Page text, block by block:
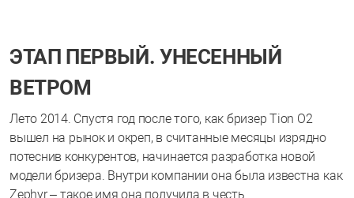
ЭТАП ПЕРВЫЙ. УНЕСЕННЫЙ
ВЕТРОМ
Лето 2014. Спустя год после того, как бризер Tion О2
вышел на рынок и окреп, в считанные месяцы изрядно
потеснив конкурентов, начинается разработка новой
модели бризера. Внутри компании она была известна как
Zephyr – такое имя она получила в честь